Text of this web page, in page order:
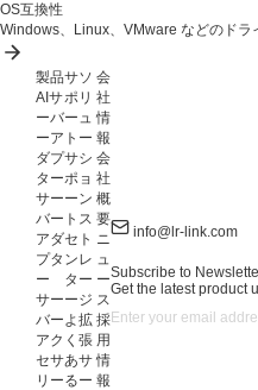
OS互換性
Windows、Linux、VMware などのドラ
製品
AIサ
ーバ
ーア
ダプ
ター
サー
バー
アダ
プタ
ー
サー
バー
アク
セサ
リー
サ
ポ
ー
ト
サ
ポ
ー
ト
セ
ン
タ
ー
よ
く
あ
る
ソ
リ
ュ
ー
シ
ョ
ン
ス
ト
レ
ー
ジ
拡
張
サ
ー
会
社
情
報
会
社
概
要
ニ
ュ
ー
ス
採
用
情
報
info@lr-link.com
Subscribe to
Get the latest product